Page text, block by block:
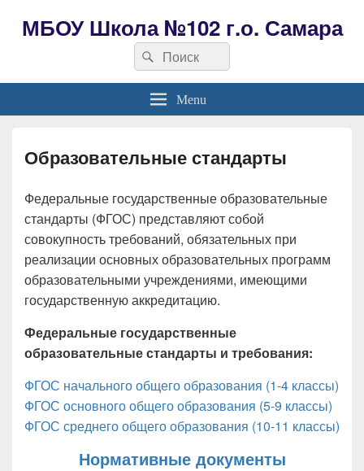
МБОУ Школа №102 г.о. Самара
Search
for:
Search
Menu
Образовательные стандарты
Федеральные государственные образовательные
стандарты (ФГОС) представляют собой
совокупность требований, обязательных при
реализации основных образовательных программ
образовательными учреждениями, имеющими
государственную аккредитацию.
Федеральные государственные
образовательные стандарты и требования:
ФГОС начального общего образования (1-4 классы)
ФГОС основного общего образования (5-9 классы)
ФГОС среднего общего образования (10-11 классы)
Нормативные документы